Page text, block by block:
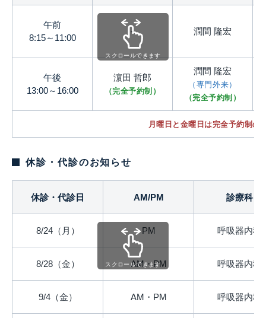
午前
8:15～11:00
－ 潤間 隆宏
午後
13:00～16:00
濵田 哲郎
（完全予約制）
潤間 隆宏
（専門外来）
（完全予約制）
月曜日と金曜日は完全予約制の
スクロールできます
休診・代診のお知らせ
休診・代診日 AM/PM 診療科
8/24（月） PM 呼吸器内科
8/28（金） AM・PM 呼吸器内科
9/4（金） AM・PM 呼吸器内科
スクロールできます